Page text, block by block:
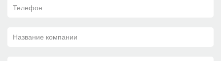
Телефон
Название компании